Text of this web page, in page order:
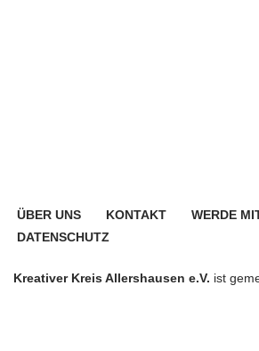
ÜBER UNS KONTAKT WERDE
DATENSCHUTZ
Kreativer Kreis Allershausen e.V. ist